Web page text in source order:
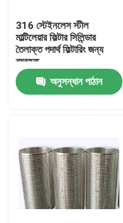
পণ্য
316 স্টেইনলেস স্টীল
মাল্টিলেয়ার ফিল্টার সিলিন্ডার
তৈলাক্ত পদার্থ ফিল্টারিং জন্য
ব্যবহৃত
অনুসন্ধান পাঠান